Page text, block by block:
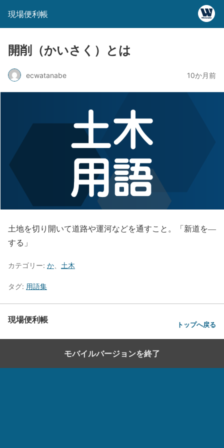
現場便利帳
開削（かいさく）とは
ecwatanabe 10か月前
土地を切り開いて道路や運河などを通すこと。「新道を―
する」
カテゴリー: か 土木
タグ: 用語集
現場便利帳 トップへ戻る
モバイルバージョンを終了